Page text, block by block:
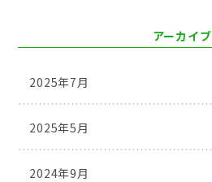
アーカイブ
2025年7月
2025年5月
2024年9月